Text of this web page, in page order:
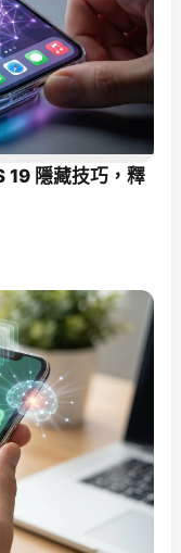
隱藏技巧，釋